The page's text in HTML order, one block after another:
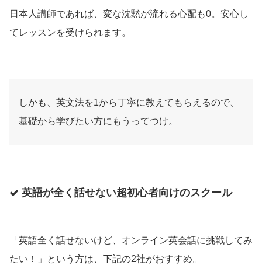
日本人講師であれば、変な沈黙が流れる心配も0。安心し
てレッスンを受けられます。
しかも、英文法を1から丁寧に教えてもらえるので、
基礎から学びたい方にもうってつけ。
英語が全く話せない超初心者向けのスクール
「英語全く話せないけど、オンライン英会話に挑戦してみ
たい！」という方は、下記の2社がおすすめ。